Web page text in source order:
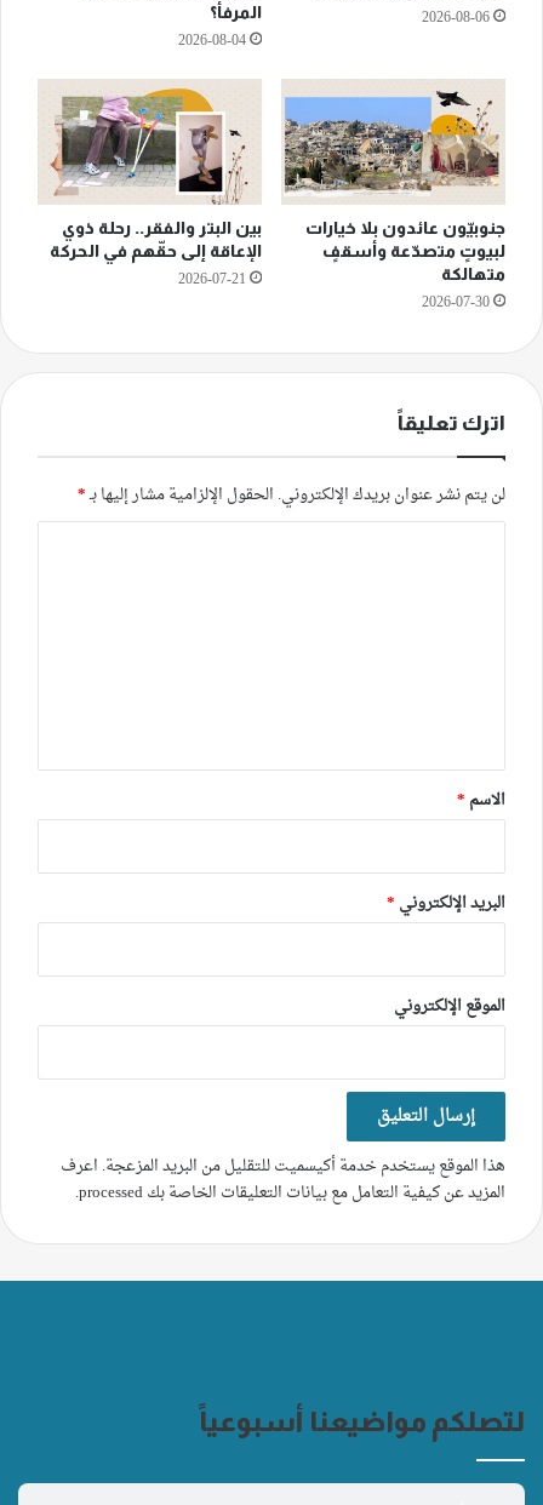
2026-08-06
المرفأ؟
2026-08-04
جنوبيّون عائدون بلا خيارات
لبيوتٍ متصدّعة وأسقفٍ
متهالكة
2026-07-30
بين البتر والفقر.. رحلة ذوي
الإعاقة إلى حقّهم في الحركة
2026-07-21
اترك تعليقاً
لن يتم نشر عنوان بريدك الإلكتروني. الحقول الإلزامية مشار إليها بـ*
*
الاسم *
البريد الإلكتروني *
الموقع الإلكتروني
هذا الموقع يستخدم خدمة أكيسميت للتقليل من البريد المزعجة. اعرف
المزيد عن كيفية التعامل مع بيانات التعليقات الخاصة بك processed
.
لتصلكم مواضيعنا أسبوعياً